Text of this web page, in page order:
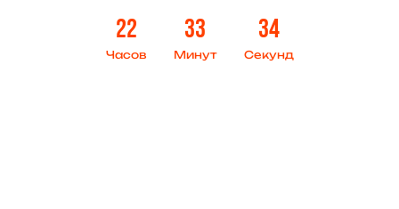
22
Часов
33
Минут
32
Секунд